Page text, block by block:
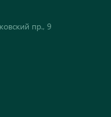
пр., 9